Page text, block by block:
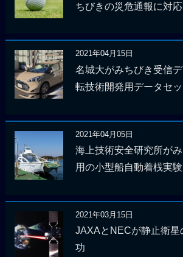
ちびきの災危通報に対応
2021年04月15日
名城大がみちびき受信
転技術開発用データセ
2021年04月05日
海上技術安全研究所が
用の小型船自動着桟実
2021年03月15日
JAXAとNECが静止衛星
功